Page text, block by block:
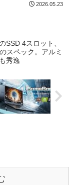
わせて 最大 97 ...
2026.05.23
SSD 4スロット、
スペック。アルミ
秀逸